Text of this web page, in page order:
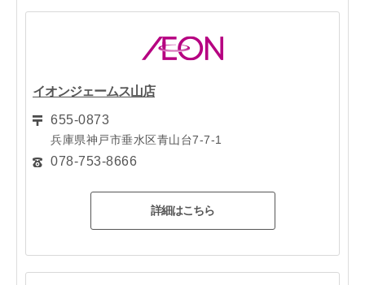
イオンジェームス山店
655-0873
兵庫県神戸市垂水区青山台7-7-1
078-753-8666
詳細はこちら